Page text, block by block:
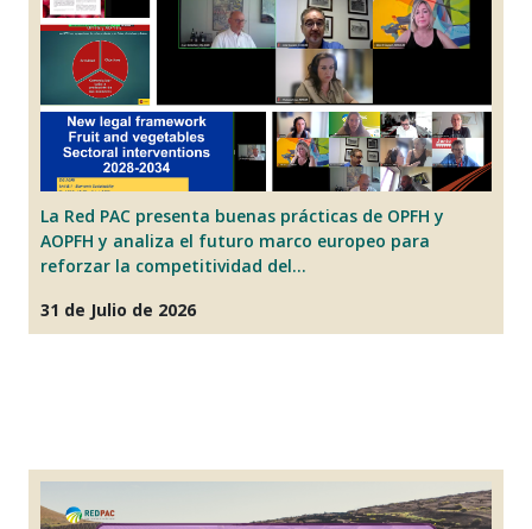
La Red PAC presenta buenas prácticas de OPFH y
AOPFH y analiza el futuro marco europeo para
reforzar la competitividad del...
31 de Julio de 2026